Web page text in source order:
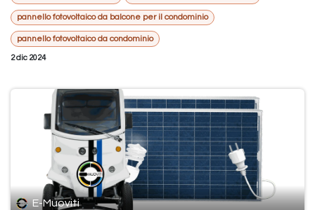
pannello fotovoltaico da balcone per il condominio
pannello fotovoltaico da condominio
2 dic 2024
E-Muoviti